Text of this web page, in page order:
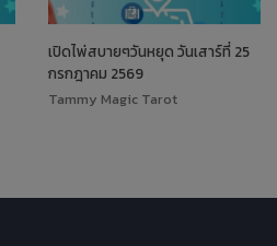
เปิดไพ่สบายๆวันหยุด วันเสาร์ที่ 25
กรกฎาคม 2569
Tammy Magic Tarot